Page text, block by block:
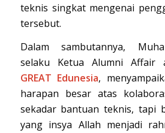
teknis singkat mengenai
tersebut.
Dalam sambutannya,
selaku Ketua Alumni Affair
GREAT Edunesia,
harapan besar atas
sekadar bantuan teknis, tapi
yang insya Allah menjadi